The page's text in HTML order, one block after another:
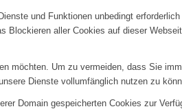
und Funktionen unbedingt
Blockieren aller Cookies auf dieser
möchten. Um zu vermeiden, dass Sie
Dienste vollumfänglich nutzen zu
Domain gespeicherten Cookies zur